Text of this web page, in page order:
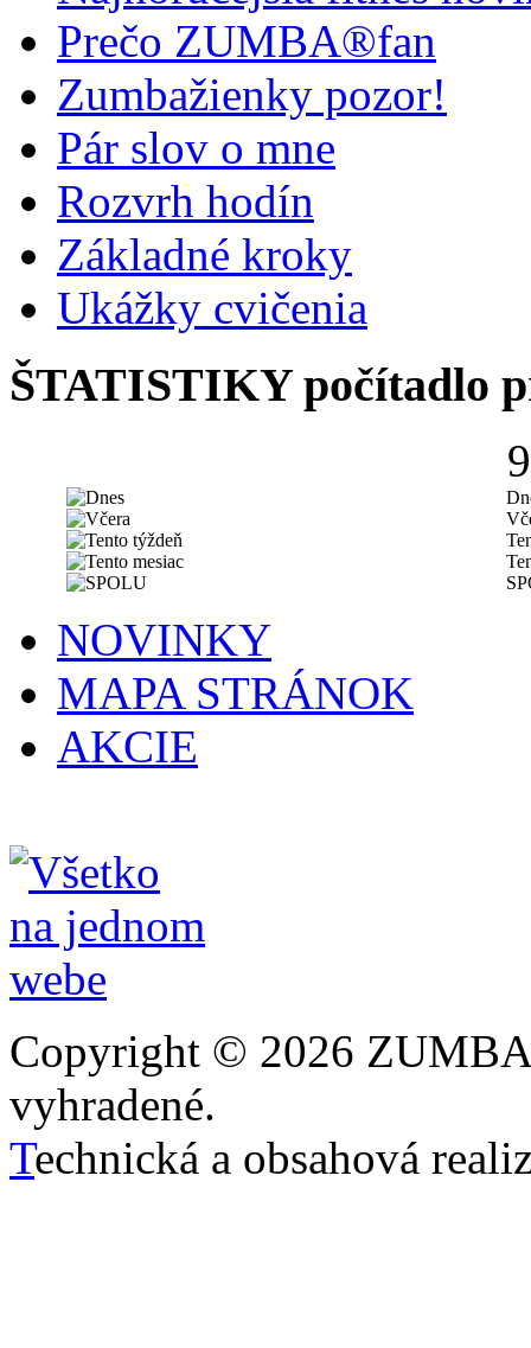
Prečo ZUMBA®fan
Zumbažienky pozor!
Pár slov o mne
Rozvrh hodín
Základné kroky
Ukážky cvičenia
ŠTATISTIKYpočítadlo
NOVINKY
MAPA STRÁNOK
AKCIE
Copyright © 2026
vyhradené.
Technická a obsahová